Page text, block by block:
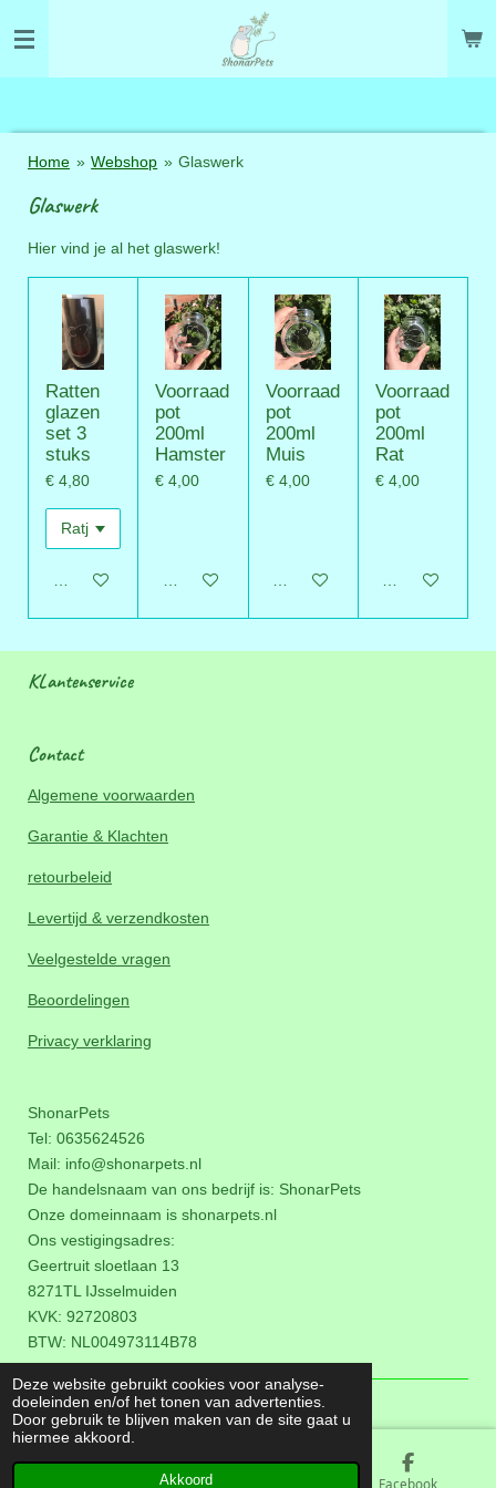
Deze website gebruikt cookies voor analyse-
doeleinden en/of het tonen van advertenties.
Door gebruik te blijven maken van de site gaat u
hiermee akkoord.
Akkoord
direct
Home » Webshop » Glaswerk
Glaswerk
Hier vind je al het glaswerk!
Ratten
glazen
set 3
stuks
€ 4,80
In winkelwagen
Voorraad
pot
200ml
Hamster
€ 4,00
In winkelwagen
Voorraad
pot
200ml
Muis
€ 4,00
In winkelwagen
Voorraad
pot
200ml
Rat
€ 4,00
In winkelwagen
KLantenservice
Contact
Algemene voorwaarden
Garantie & Klachten
retourbeleid
Levertijd & verzendkosten
Veelgestelde vragen
Beoordelingen
Privacy verklaring
ShonarPets
Tel: 0635624526
Mail: info@shonarpets.nl
De handelsnaam van ons bedrijf is: ShonarPets
Onze domeinnaam is shonarpets.nl
Ons vestigingsadres:
Geertruit sloetlaan 13
8271TL IJsselmuiden
KVK: 92720803
BTW: NL004973114B78
© 2018 - 2026 ShonarPets
Facebook